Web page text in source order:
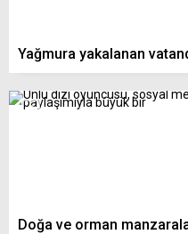
Yağmura yakalanan
Doğa ve orman